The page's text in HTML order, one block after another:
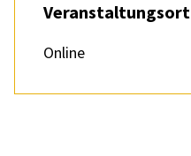
Veran­stal­tungs­ort
Online